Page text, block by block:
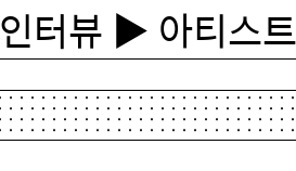
인터뷰 ▶ 아티스